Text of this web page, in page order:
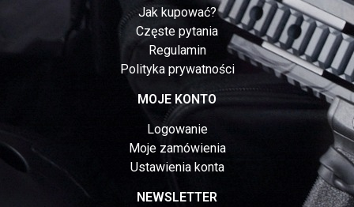
Jak kupować?
Częste pytania
Regulamin
Polityka prywatności
MOJE KONTO
Logowanie
Moje zamówienia
Ustawienia konta
NEWSLETTER